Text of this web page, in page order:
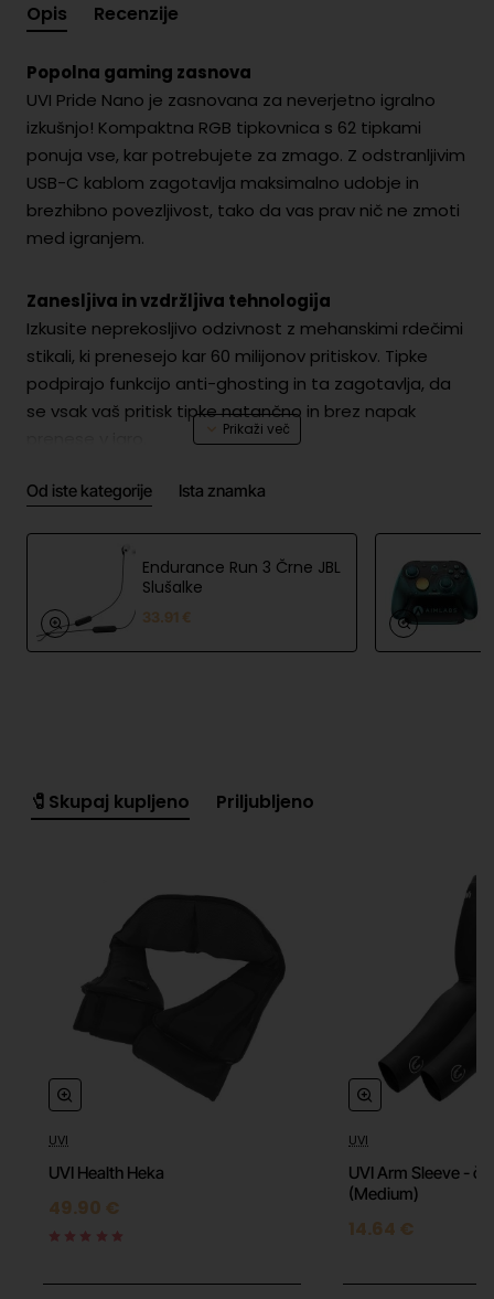
Opis Recenzije
Popolna gaming zasnova
UVI Pride Nano je zasnovana za neverjetno igralno
izkušnjo! Kompaktna RGB tipkovnica s 62 tipkami
ponuja vse, kar potrebujete za zmago. Z odstranljivim
USB-C kablom zagotavlja maksimalno udobje in
brezhibno povezljivost, tako da vas prav nič ne zmoti
med igranjem.
Zanesljiva in vzdržljiva tehnologija
Izkusite neprekosljivo odzivnost z mehanskimi rdečimi
stikali, ki prenesejo kar 60 milijonov pritiskov. Tipke
podpirajo funkcijo anti-ghosting in ta zagotavlja, da
se vsak vaš pritisk tipke natančno in brez napak
Osupljiva RGB osvetlitevZ 18 nastavljivimi svetlobnimi
učinki bo vaša tipkovnica zasijala v povsem novem
sijaju. Svetlobne efekte prilagodite z enostavnimi
kombinacijami tipk in ustvarite vzdušje, ki ustreza
vašemu stilu igranja.
Lokalna ISO (SLO/CRO) razporeditev tipk
zagotavlja optimalno izkušnjo za slovenske in tudi
hrvaške uporabnike.
Ključne specifikacije:
ISO razporeditev tipk (SLO/CRO)
Mehanska rdeča stikala (60 milijonov pritiskov)
RGB osvetlitev z 18 načini
Od iste kategorije Ista znamka
Endurance Run 3 Črne JBL
Slušalke
33.91 €
🧷Skupaj kupljeno Priljubljeno
UVI
UVI Health Heka
49.90 €
UVI
UVI Arm Sleeve -
(Medium)
14.64 €